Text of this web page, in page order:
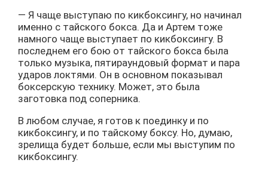
— Я чаще выступаю по кикбоксингу, но начинал
именно с тайского бокса. Да и Артем тоже
намного чаще выступает по кикбоксингу. В
последнем его бою от тайского бокса была
только музыка, пятираундовый формат и пара
ударов локтями. Он в основном показывал
боксерскую технику. Может, это была
заготовка под соперника.
В любом случае, я готов к поединку и по
кикбоксингу, и по тайскому боксу. Но, думаю,
зрелища будет больше, если мы выступим по
кикбоксингу.